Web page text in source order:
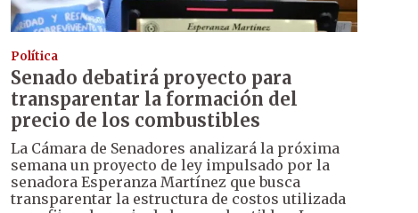
Política
Senado debatirá proyecto para
transparentar la formación del
precio de los combustibles
La Cámara de Senadores analizará la próxima
semana un proyecto de ley impulsado por la
senadora Esperanza Martínez que busca
transparentar la estructura de costos utilizada